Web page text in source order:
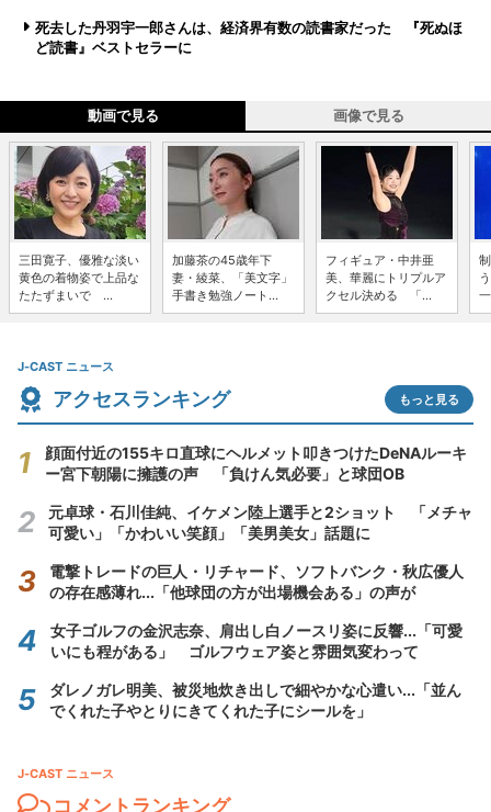
死去した丹羽宇一郎さんは、経済界有数の読書家だった 『死ぬほ
ど読書』ベストセラーに
動画で見る 画像で見る
三田寛子、優雅な淡い
黄色の着物姿で上品な
たたずまいで ...
加藤茶の45歳年下
妻・綾菜、「美文字」
手書き勉強ノート...
フィギュア・中井亜
美、華麗にトリプルア
クセル決める 「...
J-CAST ニュース
アクセスランキング もっと見る
顔面付近の155キロ直球にヘルメット叩きつけたDeNAルーキ
ー宮下朝陽に擁護の声 「負けん気必要」と球団OB
元卓球・石川佳純、イケメン陸上選手と2ショット 「メチャ
可愛い」「かわいい笑顔」「美男美女」話題に
電撃トレードの巨人・リチャード、ソフトバンク・秋広優人
の存在感薄れ...「他球団の方が出場機会ある」の声が
女子ゴルフの金沢志奈、肩出し白ノースリ姿に反響...「可愛
いにも程がある」 ゴルフウェア姿と雰囲気変わって
ダレノガレ明美、被災地炊き出しで細やかな心遣い...「並ん
でくれた子やとりにきてくれた子にシールを」
J-CAST ニュース
コメントランキング